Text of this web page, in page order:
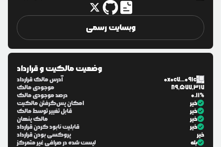
وبسایت رسمی
وضعیت مالکیت و قرارداد
آدرس مالک قرارداد
0x0c7...091c
موجودی مالک
89,577,317
درصد موجودی مالک
0.11%
امکان پس‌گرفتن مالکیت
خیر
قابل تغییر توسط مالک
خیر
مالک پنهان
خیر
قابلیت نابود کردن قرارداد
خیر
پروکسی بودن قرارداد
خیر
لیست شده در صرافی غیر متمرکز
بله